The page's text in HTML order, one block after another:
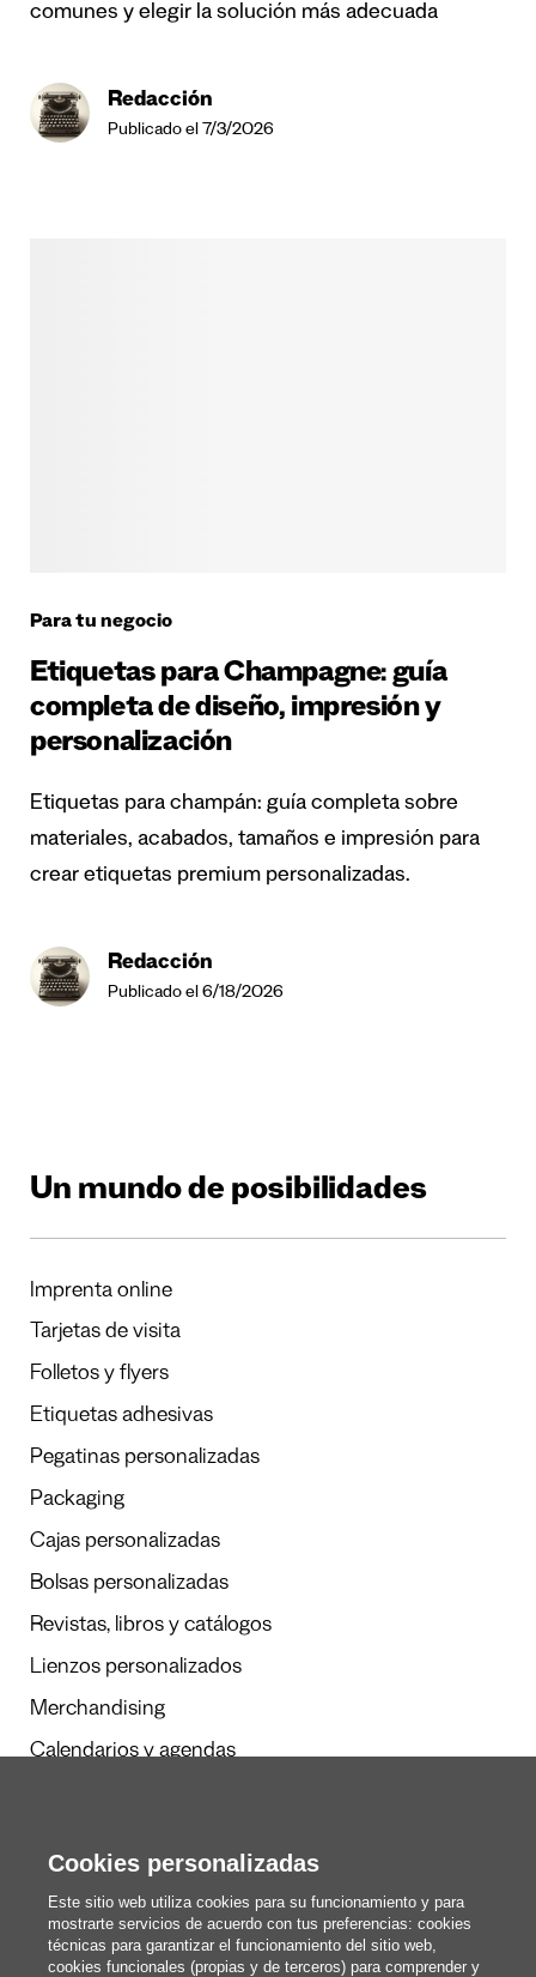
comunes y elegir la solución más adecuada
Redacción
Publicado el 7/3/2026
Para tu negocio
Etiquetas para Champagne: guía
completa de diseño, impresión y
personalización
Etiquetas para champán: guía completa sobre
materiales, acabados, tamaños e impresión para
crear etiquetas premium personalizadas.
Redacción
Publicado el 6/18/2026
Un mundo de posibilidades
Imprenta online
Tarjetas de visita
Folletos y flyers
Etiquetas adhesivas
Pegatinas personalizadas
Packaging
Cajas personalizadas
Bolsas personalizadas
Revistas, libros y catálogos
Lienzos personalizados
Merchandising
Calendarios y agendas
Redacción
Estos somos nosotros
Cookies personalizadas
Este sitio web utiliza cookies para su funcionamiento y para
mostrarte servicios de acuerdo con tus preferencias: cookies
técnicas para garantizar el funcionamiento del sitio web,
cookies funcionales (propias y de terceros) para comprender y